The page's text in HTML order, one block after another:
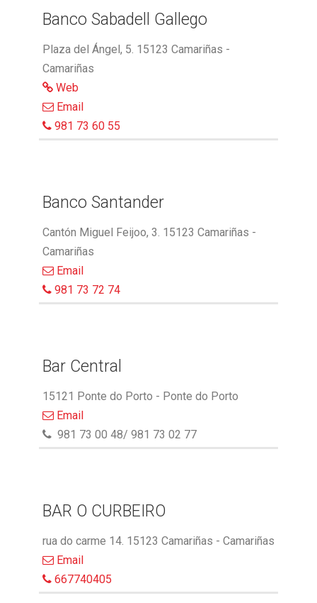
Banco Sabadell Gallego
Plaza del Ángel, 5. 15123 Camariñas -
Camariñas
Web
Email
981 73 60 55
Banco Santander
Cantón Miguel Feijoo, 3. 15123 Camariñas -
Camariñas
Email
981 73 72 74
Bar Central
15121 Ponte do Porto - Ponte do Porto
Email
981 73 00 48/ 981 73 02 77
BAR O CURBEIRO
rua do carme 14. 15123 Camariñas - Camariñas
Email
667740405